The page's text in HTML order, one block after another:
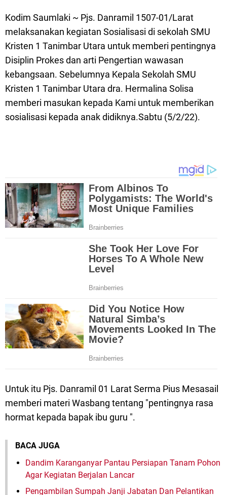
Kodim Saumlaki ~ Pjs. Danramil 1507-01/Larat
melaksanakan kegiatan Sosialisasi di sekolah SMU
Kristen 1 Tanimbar Utara untuk memberi pentingnya
Disiplin Prokes dan arti Pengertian wawasan
kebangsaan. Sebelumnya Kepala Sekolah SMU
Kristen 1 Tanimbar Utara dra. Hermalina Solisa
memberi masukan kepada Kami untuk memberikan
sosialisasi kepada anak didiknya.Sabtu (5/2/22).
Untuk itu Pjs. Danramil 01 Larat Serma Pius Mesasail
memberi materi Wasbang tentang "pentingnya rasa
hormat kepada bapak ibu guru ".
BACA JUGA
Dandim Karanganyar Pantau Persiapan Tanam Pohon
Agar Kegiatan Berjalan Lancar
Pengambilan Sumpah Janji Jabatan Dan Pelantikan